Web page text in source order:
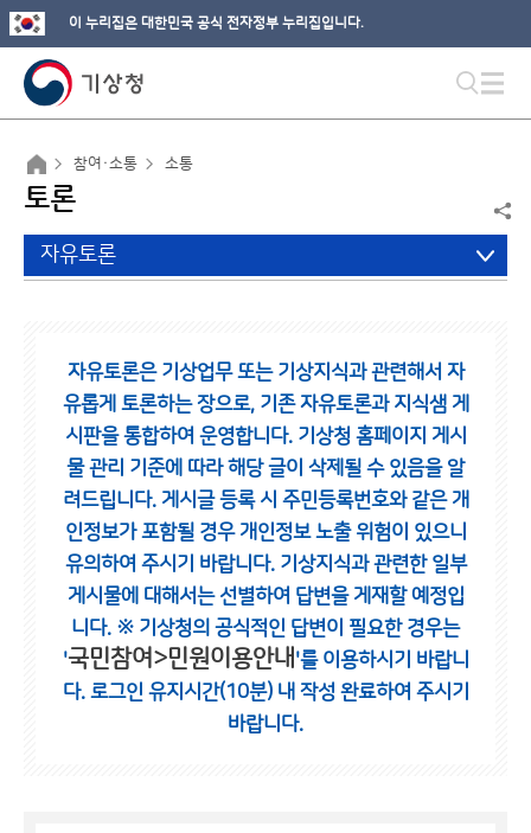
이 누리집은 대한민국 공식 전자정부 누리집입니다.
참여·소통 소통
토론
자유토론
자유토론은 기상업무 또는 기상지식과 관련해서 자
유롭게 토론하는 장으로, 기존 자유토론과 지식샘 게
시판을 통합하여 운영합니다. 기상청 홈페이지 게시
물 관리 기준에 따라 해당 글이 삭제될 수 있음을 알
려드립니다. 게시글 등록 시 주민등록번호와 같은 개
인정보가 포함될 경우 개인정보 노출 위험이 있으니
유의하여 주시기 바랍니다. 기상지식과 관련한 일부
게시물에 대해서는 선별하여 답변을 게재할 예정입
니다. ※ 기상청의 공식적인 답변이 필요한 경우는
'국민참여>민원이용안내 '를 이용하시기 바랍니
다. 로그인 유지시간(10분) 내 작성 완료하여 주시기
바랍니다.